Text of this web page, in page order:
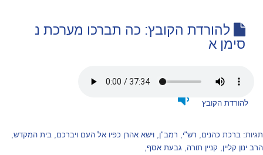
להורדת הקובץ: כה תברכו מערכת נ
סימן א
להורדת הקובץ
תגיות: ברכת כהנים, רש"י, רמב"ן, וישא אהרן כפיו אל העם ויברכם, בית המקדש,
הרב ינון קליין, קניין תורה, גבעת אסף,